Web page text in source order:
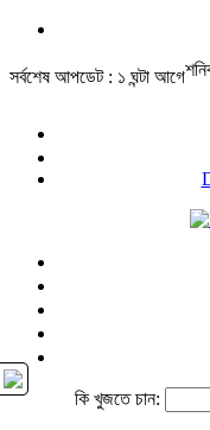
সর্বশেষ আপডেট : ১ ঘন্টা আগে
কি খুজতে চান: